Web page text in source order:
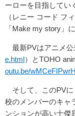
ーローを目指してい
（レニー コード フ
「Make my story」
最新PVはアニメ公
e.html）とTOHO
outu.be/
そして、このPVに
校のメンバーのキャ
ンションが高い士傑